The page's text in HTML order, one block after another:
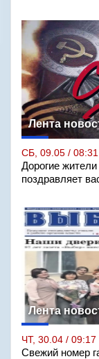
Лента
СБ, 09.05 / 08:31
Дорогие
поздравляет
Лента
ЧТ, 30.04 / 09:17
Свежий номер